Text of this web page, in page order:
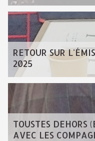
RETOUR SUR
2025
TOUSTES DEHORS
AVEC LES